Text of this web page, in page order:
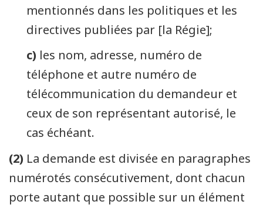
mentionnés dans les politiques et les
directives publiées par [la Régie];
c) les nom, adresse, numéro de
téléphone et autre numéro de
télécommunication du demandeur et
ceux de son représentant autorisé, le
cas échéant.
(2) La demande est divisée en paragraphes
numérotés consécutivement, dont chacun
porte autant que possible sur un élément